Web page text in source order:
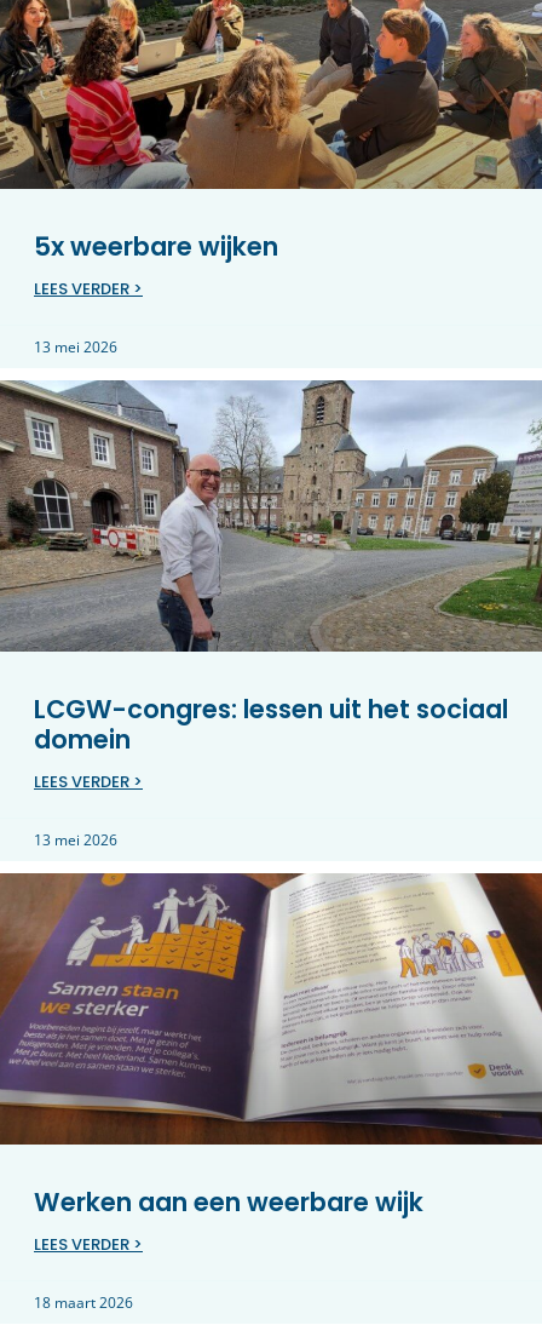
5x weerbare wijken
LEES VERDER >
13 mei 2026
LCGW-congres: lessen uit het sociaal
domein
LEES VERDER >
13 mei 2026
Werken aan een weerbare wijk
LEES VERDER >
18 maart 2026